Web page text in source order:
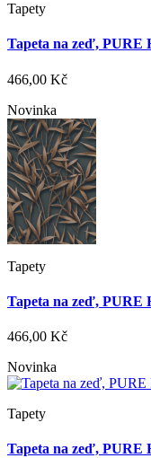
Tapety
Tapeta na zeď, PURE
466,00 Kč
Novinka
Tapety
Tapeta na zeď, PURE
466,00 Kč
Novinka
Tapety
Tapeta na zeď,